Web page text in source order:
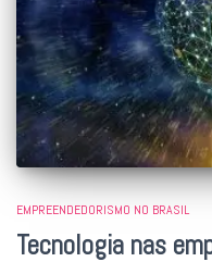
EMPREENDEDORISMO NO BRASIL
Tecnologia nas